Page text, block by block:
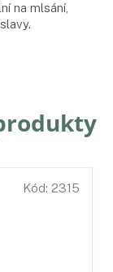
na mlsání,
Kód: 2315